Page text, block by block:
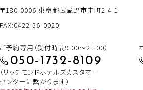
〒180-0006東京都武蔵野市中町2-4-1
FAX:0422-36-0020
ご予約専用（受付時間9:00～21:00）
050-1732-8109
（リッチモンドホテルズカスタマー
センターに繋がります）